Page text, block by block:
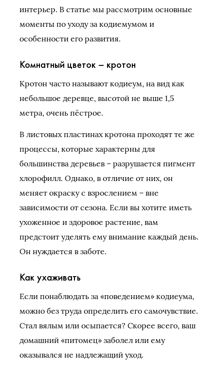
интерьер. В статье мы рассмотрим основные
моменты по уходу за кодиемумом и
особенности его развития.
Комнатный цветок – кротон
Кротон часто называют кодиеум, на вид как
небольшое деревце, высотой не выше 1,5
метра, очень пёстрое.
В листовых пластинах кротона проходят те же
процессы, которые характерны для
большинства деревьев – разрушается пигмент
хлорофилл. Однако, в отличие от них, он
меняет окраску с взрослением – вне
зависимости от сезона. Если вы хотите иметь
ухоженное и здоровое растение, вам
предстоит уделять ему внимание каждый день.
Он нуждается в заботе.
Как ухаживать
Если понаблюдать за «поведением» кодиеума,
можно без труда определить его самочувствие.
Стал вялым или осыпается? Скорее всего, ваш
домашний «питомец» заболел или ему
оказывался не надлежащий уход.